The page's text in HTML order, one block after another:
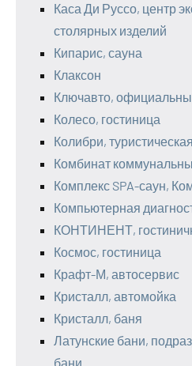
Каса Ди Руссо, центр
столярных изделий
Кипарис, сауна
Клаксон
Ключавто,
Колесо, гостиница
Колибри,
Комбинат
Комплекс SPA-саун,
Компьютерная
КОНТИНЕНТ,
Космос, гостиница
Крафт-М, автосервис
Кристалл, автомойка
Кристалл, баня
Латунские бани,
бани